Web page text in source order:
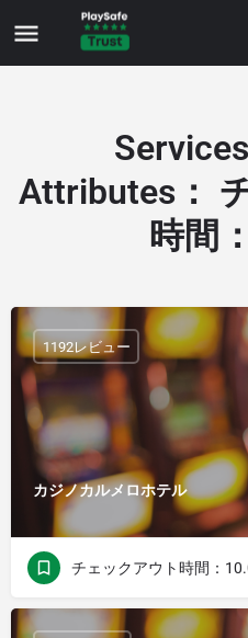
Attributes ：
時間
カジノカルメロホテル
1192レビュー
チェックアウト時間：